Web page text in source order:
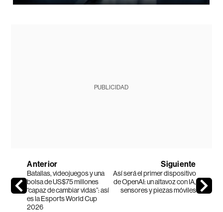
PUBLICIDAD
Anterior
Batallas, videojuegos y una
bolsa de US$75 millones
“capaz de cambiar vidas”: así
es la Esports World Cup
2026
Siguiente
Así será el primer dispositivo
de OpenAI: un altavoz con IA,
sensores y piezas móviles